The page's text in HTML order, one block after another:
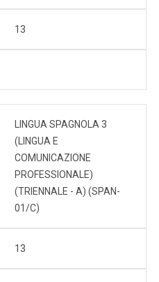
13
LINGUA SPAGNOLA 3
(LINGUA E
COMUNICAZIONE
PROFESSIONALE)
(TRIENNALE - A) (SPAN-
01/C)
13